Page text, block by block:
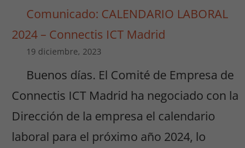
Comunicado: CALENDARIO LABORAL
2024 – Connectis ICT Madrid
19 diciembre, 2023
Buenos días. El Comité de Empresa de
Connectis ICT Madrid ha negociado con la
Dirección de la empresa el calendario
laboral para el próximo año 2024, lo